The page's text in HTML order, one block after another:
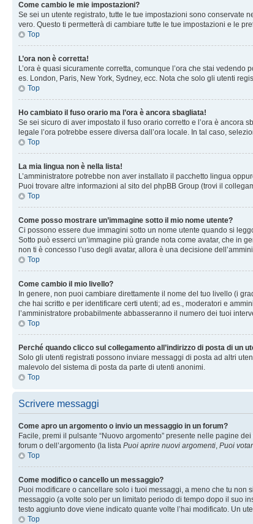
Come cambio le mie impostazioni?
Se sei un utente registrato, tutte le tue impostazioni sono conservate
vero. Questo ti permetterà di cambiare tutte le tue impostazioni e le
Top
L’ora non è corretta!
L’ora è quasi sicuramente corretta, comunque l’ora che stai
es. London, Paris, New York, Sydney, ecc. Nota che solo gli utenti
Top
Ho cambiato il fuso orario ma l’ora è ancora sbagliata!
Se sei sicuro di aver impostato il fuso orario corretto e l’ora è ancora
legale l’ora potrebbe essere diversa dall’ora locale. In tal caso,
Top
La mia lingua non è nella lista!
L’amministratore potrebbe non aver installato il pacchetto lingua
Puoi trovare altre informazioni al sito del phpBB Group (trovi il
Top
Come posso mostrare un’immagine sotto il mio nome utente?
Ci possono essere due immagini sotto un nome utente quando si
Sotto può esserci un’immagine più grande nota come avatar, che in
non ti è concesso l’uso degli avatar, allora è una decisione
Top
Come cambio il mio livello?
In genere, non puoi cambiare direttamente il nome del tuo livello (i
che hai scritto e per identificare certi utenti; ad es., moderatori e
l’amministratore probabilmente abbasseranno il numero dei tuoi
Top
Perché quando clicco sul collegamento all’indirizzo di posta di un
Solo gli utenti registrati possono inviare messaggi di posta ad altri
malevolo del sistema di posta da parte di utenti anonimi.
Top
Scrivere messaggi
Come apro un argomento o invio un messaggio in un forum?
Facile, premi il pulsante “Nuovo argomento” presente nelle pagine
forum o dell’argomento (la lista Puoi aprire nuovi argomenti, Puoi
Top
Come modifico o cancello un messaggio?
Puoi modificare o cancellare solo i tuoi messaggi, a meno che tu
messaggio (a volte solo per un limitato periodo di tempo dopo il suo
testo aggiunto dove viene indicato quante volte l’hai modificato. Un
Top